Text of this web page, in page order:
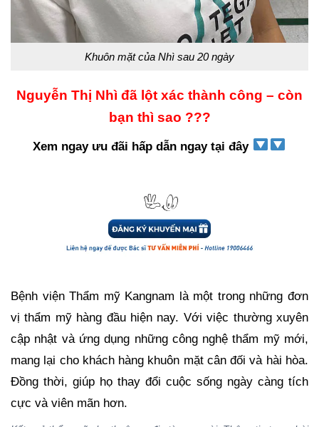
Khuôn mặt của Nhì sau 20 ngày
Nguyễn Thị Nhì đã lột xác thành công – còn
bạn thì sao ???
Xem ngay ưu đãi hấp dẫn ngay tại đây
Bệnh viện Thẩm mỹ Kangnam là một trong những đơn
vị thẩm mỹ hàng đầu hiện nay. Với việc thường xuyên
cập nhật và ứng dụng những công nghệ thẩm mỹ mới,
mang lại cho khách hàng khuôn mặt cân đối và hài hòa.
Đồng thời, giúp họ thay đổi cuộc sống ngày càng tích
cực và viên mãn hơn.